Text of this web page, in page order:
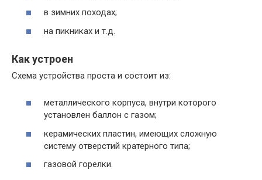
в зимних походах;
на пикниках и т.д.
Как устроен
Схема устройства проста и состоит из:
металлического корпуса, внутри которого
установлен баллон с газом;
керамических пластин, имеющих сложную
систему отверстий кратерного типа;
газовой горелки.